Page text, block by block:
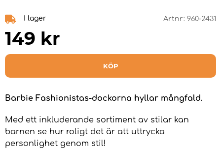
I lager Artnr: 960-2431
149 kr
KÖP
Barbie Fashionistas-dockorna hyllar mångfald.
Med ett inkluderande sortiment av stilar kan
barnen se hur roligt det är att uttrycka
personlighet genom stil!